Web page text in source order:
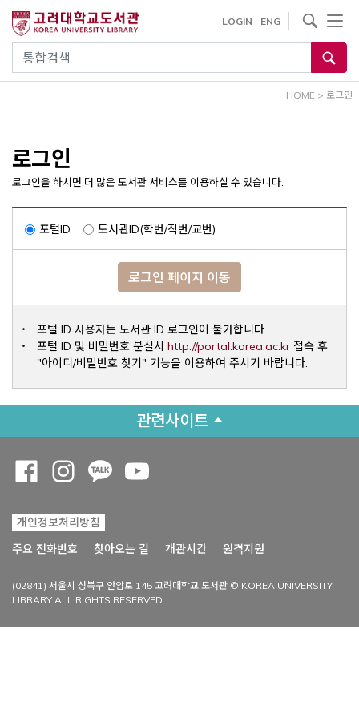
건
통합검색
LOGIN ENG
사이트내 검색
HOME > 로그인
로그인
로그인을 하시면 더 많은 도서관 서비스를 이용하실 수 있습니다.
포털ID 도서관ID(학번/직번/교번)
로그인 페이지 이동
포털 ID 사용자는 도서관 ID 로그인이 불가합니다.
포털 ID 및 비밀번호 분실시 http://portal.korea.ac.krOpens a
접속 후
"아이디/비밀번호 찾기" 기능을 이용하여 주시기 바랍니다.
관련사이트
개인정보처리방침
주요 전화번호
찾아오는 길 개관시간 원격지원
(02841) 서울시 성북구 안암로 145 고려대학교 도서관 © KOREA UNIVERSITY
LIBRARY ALL RIGHTS RESERVED.
Opens a new window
Opens a new window
Opens a new window